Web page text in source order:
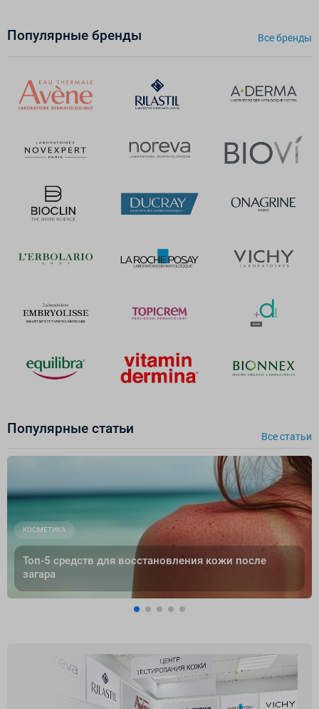
Популярные бренды Все бренды
Популярные cтатьи Все cтатьи
КОСМЕТИКА
Топ-5 средств для восстановления кожи после
загара